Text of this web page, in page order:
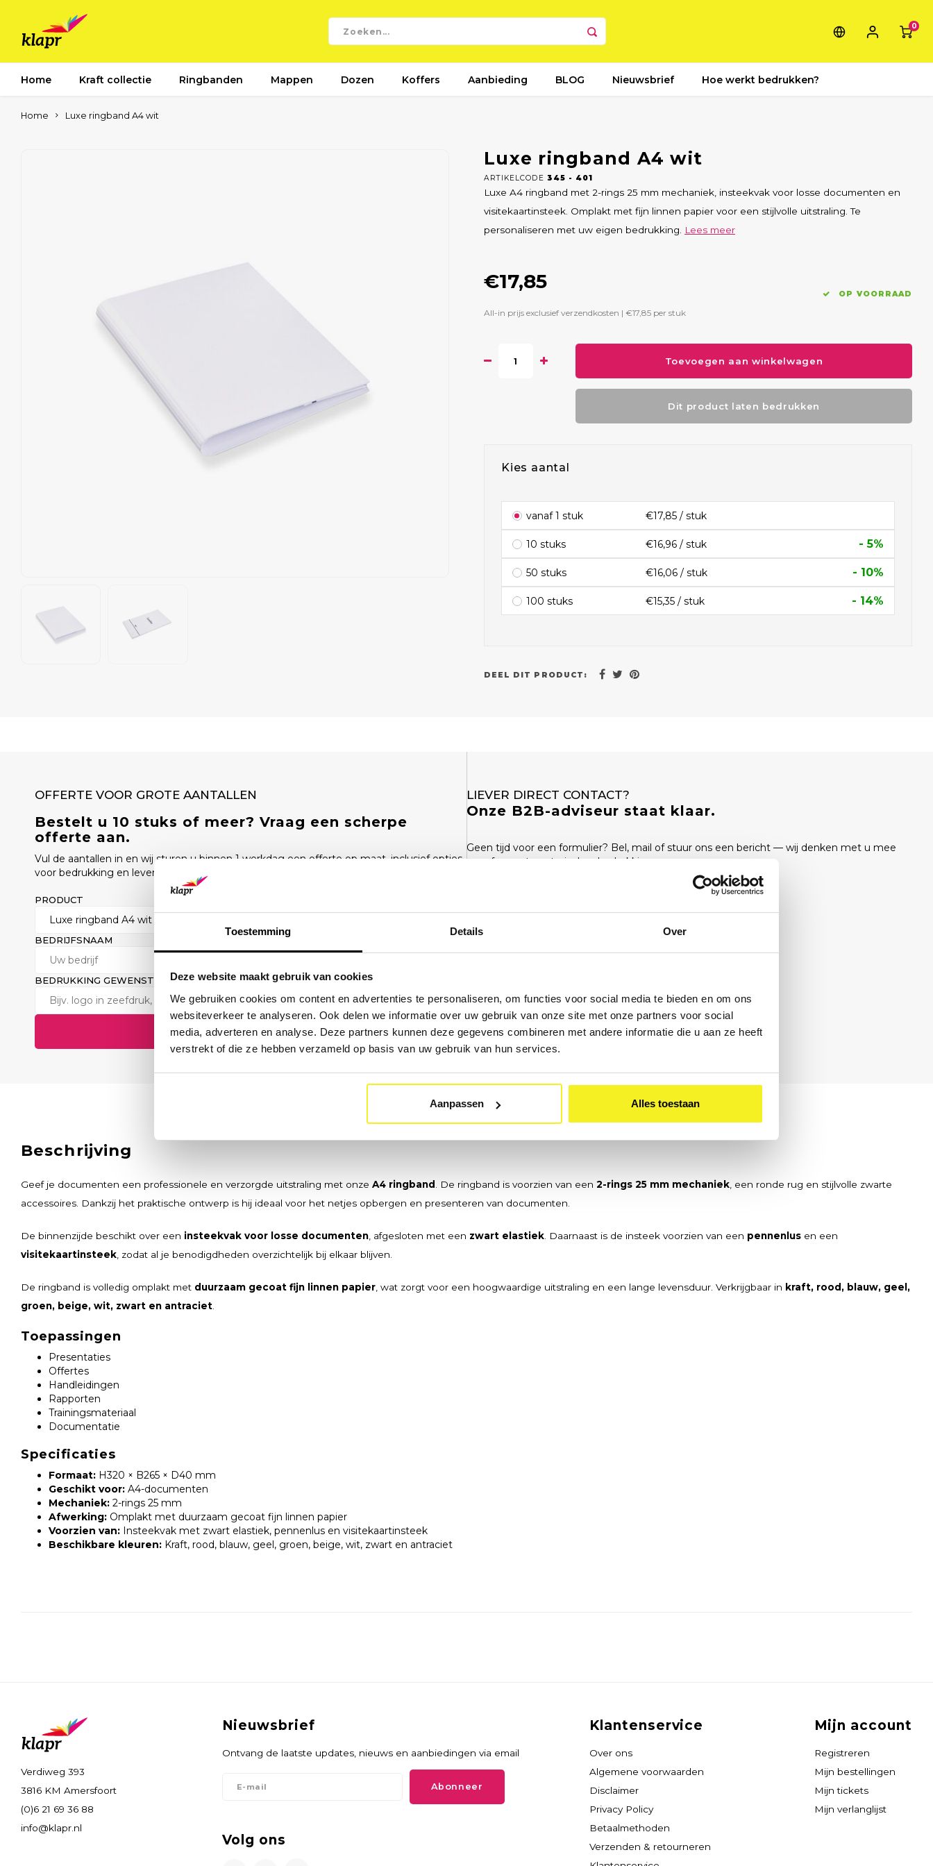
Toestemming Details Over
Deze website maakt gebruik van cookies
We gebruiken cookies om content en advertenties te personaliseren, om functies voor social media te bieden en om ons
websiteverkeer te analyseren. Ook delen we informatie over uw gebruik van onze site met onze partners voor social
media, adverteren en analyse. Deze partners kunnen deze gegevens combineren met andere informatie die u aan ze heeft
verstrekt of die ze hebben verzameld op basis van uw gebruik van hun services.
Aanpassen Alles toestaan
0
Home Kraft collectie Ringbanden Mappen Dozen Koffers Aanbieding BLOG Nieuwsbrief Hoe werkt bedrukken?
Home Luxe ringband A4 wit
Luxe ringband A4 wit
ARTIKELCODE 345 - 401
Luxe A4 ringband met 2-rings 25 mm mechaniek, insteekvak voor losse documenten en
visitekaartinsteek. Omplakt met fijn linnen papier voor een stijlvolle uitstraling. Te
personaliseren met uw eigen bedrukking.
Lees meer
€17,85
All-in prijs exclusief verzendkosten | €17,85 per stuk
OP VOORRAAD
Toevoegen aan winkelwagen
Dit product laten bedrukken
Kies aantal
vanaf 1 stuk €17,85 / stuk
10 stuks €16,96 / stuk - 5%
50 stuks €16,06 / stuk - 10%
100 stuks €15,35 / stuk - 14%
DEEL DIT PRODUCT:
OFFERTE VOOR GROTE AANTALLEN
Bestelt u 10 stuks of meer? Vraag een scherpe
offerte aan.
Vul de aantallen in en wij sturen u binnen 1 werkdag een offerte op maat, inclusief opties
voor bedrukking en levertijd.
PRODUCT
BEDRIJFSNAAM ZAKELIJK E-MAIL
BEDRUKKING GEWENST? (OPTIONEEL)
Verstuur aanvraag
LIEVER DIRECT CONTACT?
Onze B2B-adviseur staat klaar.
Geen tijd voor een formulier? Bel, mail of stuur ons een bericht — wij denken met u mee
over formaat, materiaal en bedrukking.
info@klapr.nl
Nu bereikbaar · Ma–Vr 09:00 – 17:00
Beschrijving
Geef je documenten een professionele en verzorgde uitstraling met onze A4 ringband . De ringband is voorzien van een 2-rings 25 mm mechaniek , een ronde rug en stijlvolle zwarte
accessoires. Dankzij het praktische ontwerp is hij ideaal voor het netjes opbergen en presenteren van documenten.
De binnenzijde beschikt over een insteekvak voor losse documenten , afgesloten met een zwart elastiek . Daarnaast is de insteek voorzien van een pennenlus en een
visitekaartinsteek , zodat al je benodigdheden overzichtelijk bij elkaar blijven.
De ringband is volledig omplakt met duurzaam gecoat fijn linnen papier , wat zorgt voor een hoogwaardige uitstraling en een lange levensduur. Verkrijgbaar in kraft, rood, blauw, geel,
groen, beige, wit, zwart en antraciet
Toepassingen
Presentaties
Offertes
Handleidingen
Rapporten
Trainingsmateriaal
Documentatie
Specificaties
Formaat: H320 × B265 × D40 mm
Geschikt voor: A4-documenten
Mechaniek: 2-rings 25 mm
Afwerking: Omplakt met duurzaam gecoat fijn linnen papier
Voorzien van: Insteekvak met zwart elastiek, pennenlus en visitekaartinsteek
Beschikbare kleuren: Kraft, rood, blauw, geel, groen, beige, wit, zwart en antraciet
Verdiweg 393
3816 KM Amersfoort
(0)6 21 69 36 88
info@klapr.nl
Nieuwsbrief
Ontvang de laatste updates, nieuws en aanbiedingen via email
Abonneer
Volg ons
Klantenservice
Over ons
Algemene voorwaarden
Disclaimer
Privacy Policy
Betaalmethoden
Verzenden & retourneren
Mijn account
Registreren
Mijn bestellingen
Mijn tickets
Mijn verlanglijst